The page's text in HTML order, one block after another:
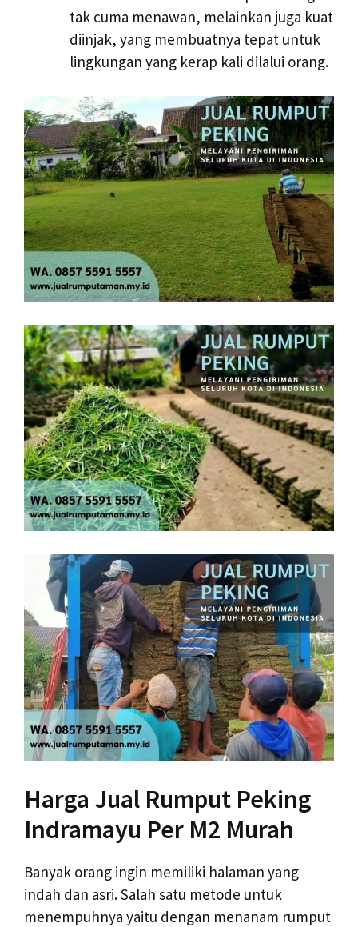
tak cuma menawan, melainkan juga kuat
diinjak, yang membuatnya tepat untuk
lingkungan yang kerap kali dilalui orang.
Harga Jual Rumput Peking
Indramayu Per M2 Murah
Banyak orang ingin memiliki halaman yang
indah dan asri. Salah satu metode untuk
menempuhnya yaitu dengan menanam rumput